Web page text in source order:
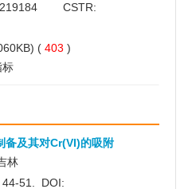
CSTR:
( 403 )
标
备及其对Cr(VI)的吸附
林
44-51. DOI: